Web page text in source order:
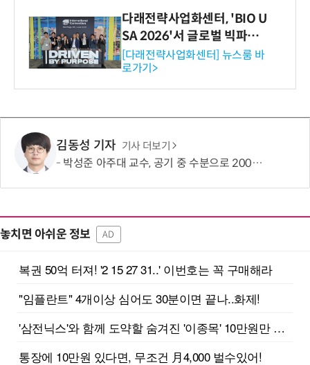
다래전략사업화센터, 'BIO U
SA 2026'서 글로벌 빅파마
와의 비즈니스 미팅 지원…K
-바이오 해외 진출 교두보 확
보
[다래전략사업화센터] 뉴스룸 바
로가기>
김동성 기자 기사 더보기
박성준 아주대 교수, 공기 중 수분으로 200㎛ 피부 부착 전지 개발
놓치면 아쉬운 정보 AD